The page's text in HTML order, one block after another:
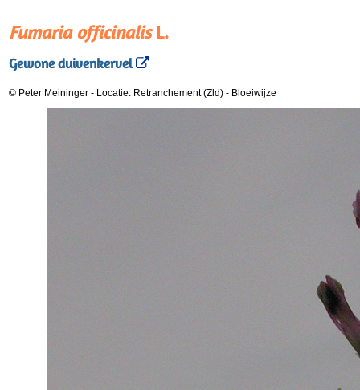
Fumaria officinalisL.
Gewone duivenkervel
© Peter Meininger - Locatie: Retranchement (Zld) - Bloeiwijze